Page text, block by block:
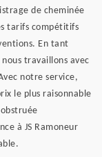
de cheminée
tarifs compétitifs
En tant
travaillons avec
notre service,
le plus raisonnable
à JS Ramoneur